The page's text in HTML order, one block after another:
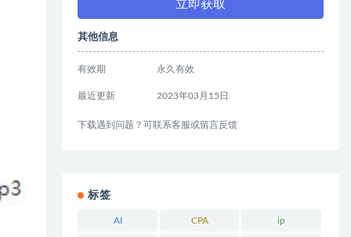
立即获取
其他信息
有效期 永久有效
最近更新 2023年03月15日
下载遇到问题？可联系客服或留言反馈
标签
AI CPA ip